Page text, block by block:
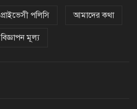
২০২ অভিবাসী উদ্ধার
প্রাইভেসী পলিসি আমাদের কথা
বিজ্ঞাপন মূল্য